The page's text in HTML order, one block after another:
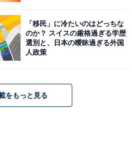
「移民」に冷たいのはどっちな
のか？ スイスの厳格過ぎる学歴
選別と、日本の曖昧過ぎる外国
人政策
をもっと見る